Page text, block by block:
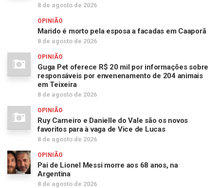
8 de agosto de 2026
OPINIÃO
Marido é morto pela esposa a facadas em Caaporã
8 de agosto de 2026
OPINIÃO
Guga Pet oferece R$ 20 mil por informações sobre
responsáveis por envenenamento de 204 animais
em Teixeira
8 de agosto de 2026
OPINIÃO
Ruy Carneiro e Danielle do Vale são os novos
favoritos para à vaga de Vice de Lucas
8 de agosto de 2026
OPINIÃO
Pai de Lionel Messi morre aos 68 anos, na
Argentina
8 de agosto de 2026